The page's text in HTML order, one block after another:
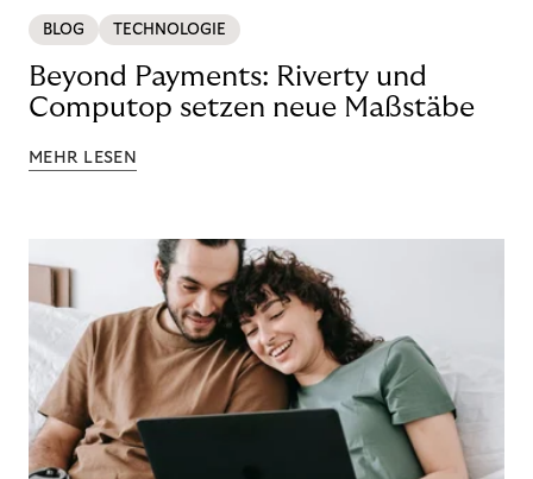
BLOG TECHNOLOGIE
Beyond Payments: Riverty und
Computop setzen neue Maßstäbe
MEHR LESEN